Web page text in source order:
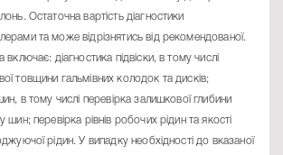
Остаточна вартість діагностики
та може відрізнятись від рекомендованої.
включає: діагностика підвіски, в тому числі
товщини гальмівних колодок та дисків;
в тому числі перевірка залишкової глибини
шин; перевірка рівнів робочих рідин та якості
рідин. У випадку необхідності до вказаної